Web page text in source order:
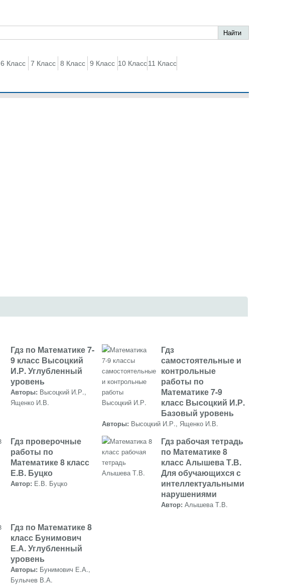
6 Класс 7 Класс 8 Класс 9 Класс 10 Класс 11 Класс
Гдз по Математике 7-
9 класс Высоцкий
И.Р. Углубленный
уровень
Авторы: Высоцкий И.Р.,
Ященко И.В.
Гдз
самостоятельные и
контрольные
работы по
Математике 7-9
класс Высоцкий И.Р.
Базовый уровень
Авторы: Высоцкий И.Р., Ященко И.В.
Гдз проверочные
работы по
Математике 8 класс
Е.В. Буцко
Автор: Е.В. Буцко
Гдз рабочая тетрадь
по Математике 8
класс Алышева Т.В.
Для обучающихся с
интеллектуальными
нарушениями
Автор:Алышева Т.В.
Гдз по Математике 8
класс Бунимович
Е.А. Углубленный
уровень
Авторы: Бунимович Е.А.,
Булычев В.А.